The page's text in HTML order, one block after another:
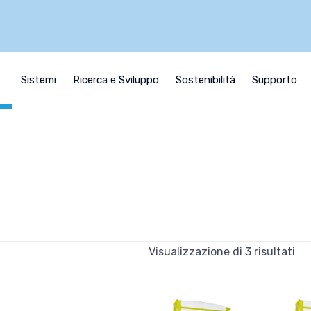
Sistemi Ricerca e Sviluppo Sostenibilità Supporto
Visualizzazione di 3 risultati